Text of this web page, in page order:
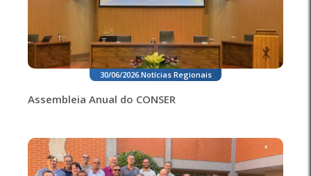
30/06/2026. Notícias Regionais
Assembleia Anual do CONSER